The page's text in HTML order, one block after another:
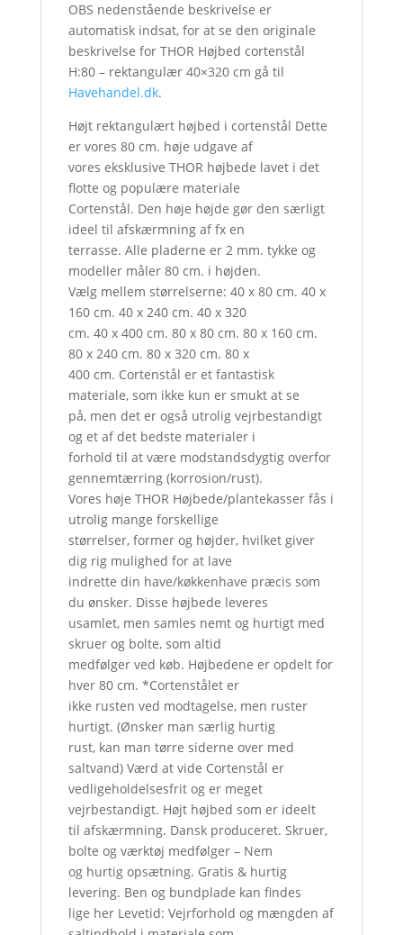
OBS nedenstående beskrivelse er
automatisk indsat, for at se den originale
beskrivelse for THOR Højbed cortenstål
H:80 – rektangulær 40×320 cm gå til
Havehandel.dk.
Højt rektangulært højbed i cortenstål Dette
er vores 80 cm. høje udgave af
vores eksklusive THOR højbede lavet i det
flotte og populære materiale
Cortenstål. Den høje højde gør den særligt
ideel til afskærmning af fx en
terrasse. Alle pladerne er 2 mm. tykke og
modeller måler 80 cm. i højden.
Vælg mellem størrelserne: 40 x 80 cm. 40 x
160 cm. 40 x 240 cm. 40 x 320
cm. 40 x 400 cm. 80 x 80 cm. 80 x 160 cm.
80 x 240 cm. 80 x 320 cm. 80 x
400 cm. Cortenstål er et fantastisk
materiale, som ikke kun er smukt at se
på, men det er også utrolig vejrbestandigt
og et af det bedste materialer i
forhold til at være modstandsdygtig overfor
gennemtærring (korrosion/rust).
Vores høje THOR Højbede/plantekasser fås i
utrolig mange forskellige
størrelser, former og højder, hvilket giver
dig rig mulighed for at lave
indrette din have/køkkenhave præcis som
du ønsker. Disse højbede leveres
usamlet, men samles nemt og hurtigt med
skruer og bolte, som altid
medfølger ved køb. Højbedene er opdelt for
hver 80 cm. *Cortenstålet er
ikke rusten ved modtagelse, men ruster
hurtigt. (Ønsker man særlig hurtig
rust, kan man tørre siderne over med
saltvand) Værd at vide Cortenstål er
vedligeholdelsesfrit og er meget
vejrbestandigt. Højt højbed som er ideelt
til afskærmning. Dansk produceret. Skruer,
bolte og værktøj medfølger – Nem
og hurtig opsætning. Gratis & hurtig
levering. Ben og bundplade kan findes
lige her Levetid: Vejrforhold og mængden af